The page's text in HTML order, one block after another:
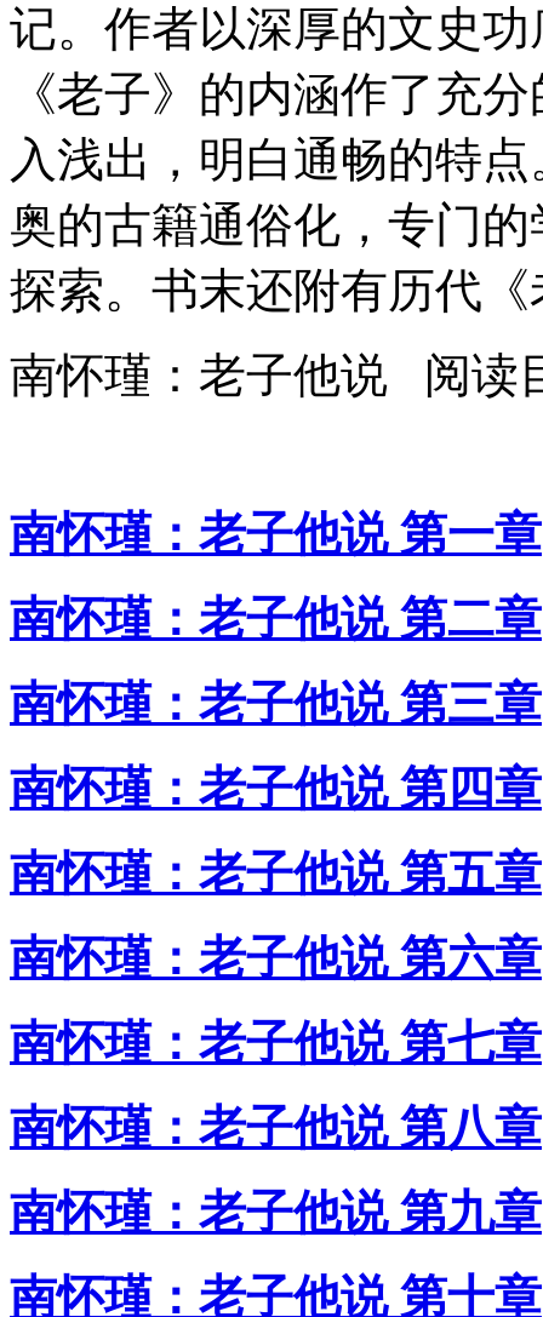
记。作者以深厚的文史
《老子》的内涵作了充
入浅出，明白通畅的特
奥的古籍通俗化，专门
探索。书末还附有历代
南怀瑾：老子他说 阅读
南怀瑾：老子他说 第一章
南怀瑾：老子他说 第二章
南怀瑾：老子他说 第三章
南怀瑾：老子他说 第四章
南怀瑾：老子他说 第五章
南怀瑾：老子他说 第六章
南怀瑾：老子他说 第七章
南怀瑾：老子他说 第八章
南怀瑾：老子他说 第九章
南怀瑾：老子他说 第十章